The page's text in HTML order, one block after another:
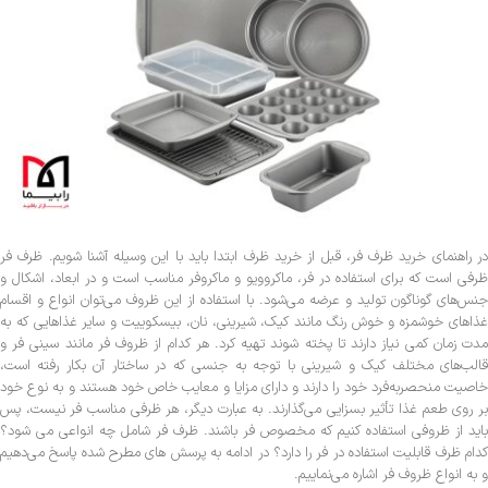
در راهنمای خرید ظرف فر، قبل از خرید ظرف ابتدا باید با این وسیله آشنا شویم. ظرف فر
ظرفی است که برای استفاده در فر، ماکروویو و ماکروفر مناسب است و در ابعاد، اشکال و
جنس‌های گوناگون تولید و عرضه می‌شود. با استفاده از این ظروف می‌توان انواع و اقسام
غذاهای خوشمزه و خوش رنگ مانند کیک، شیرینی، نان، بیسکوییت و سایر غذاهایی که به
مدت زمان کمی نیاز دارند تا پخته شوند تهیه کرد. هر کدام از ظروف فر مانند سینی فر و
قالب‌های مختلف کیک و شیرینی با توجه به جنسی که در ساختار آن بکار رفته است،
خاصیت منحصربه‌فرد خود را دارند و دارای مزایا و معایب خاص خود هستند و به نوع خود
بر روی طعم غذا تأثیر بسزایی می‌گذارند. به عبارت دیگر، هر ظرفی مناسب فر نیست، پس
باید از ظروفی استفاده کنیم که مخصوص فر باشند. ظرف فر شامل چه انواعی می شود؟
کدام ظرف قابلیت استفاده در فر را دارد؟ در ادامه به پرسش های مطرح شده پاسخ می‌دهیم
و به انواع ظروف فر اشاره می‌نماییم.